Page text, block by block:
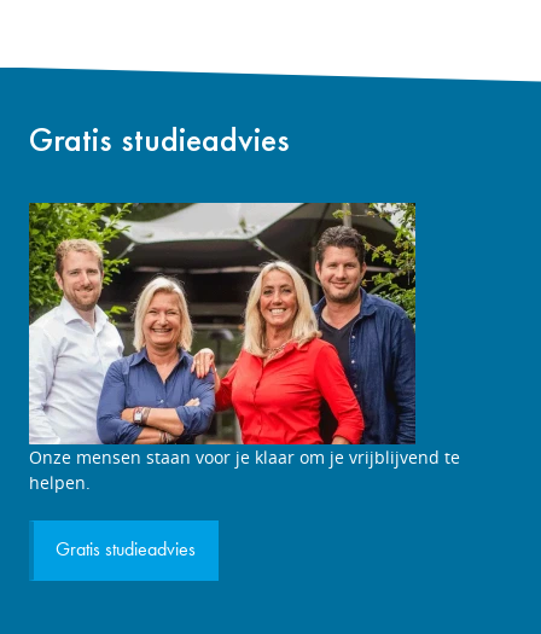
Gratis studieadvies
Studieadviesgesprek
aanvragen
Onze mensen staan voor je klaar om je vrijblijvend te
helpen.
Gratis studieadvies